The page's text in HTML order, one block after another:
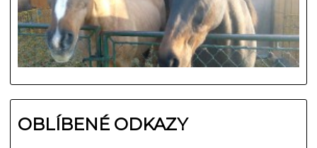
OBLÍBENÉ ODKAZY